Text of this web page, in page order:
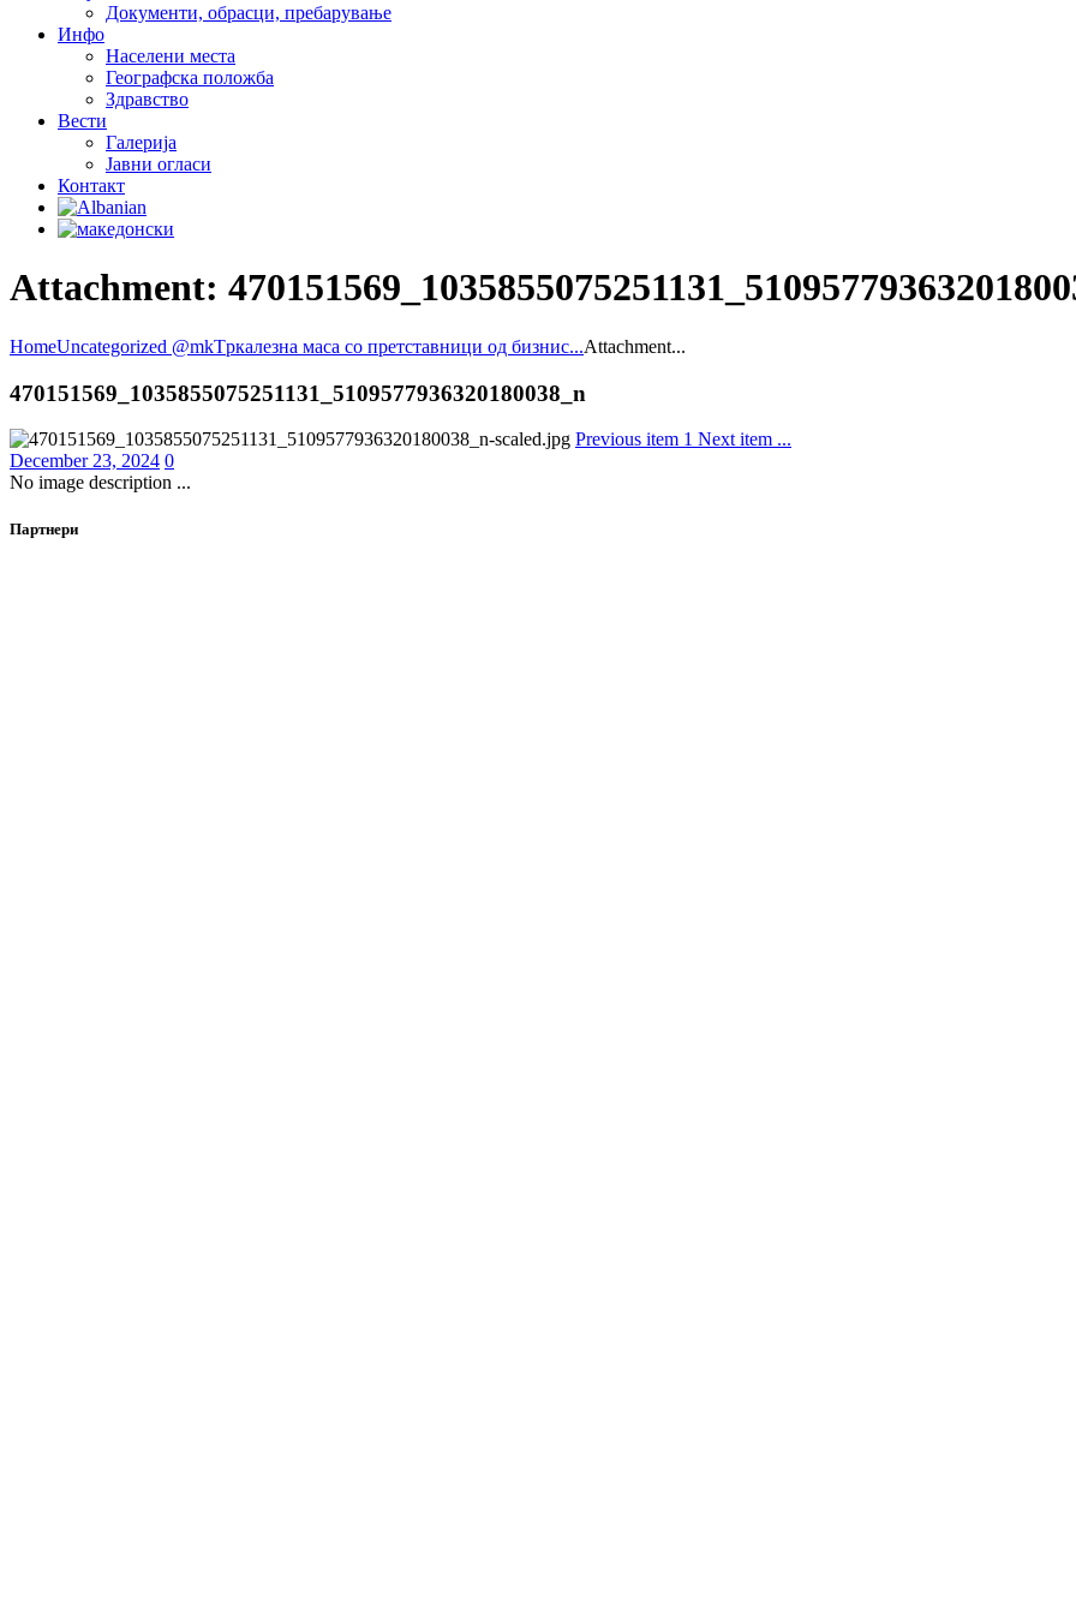
Документи, обрасци, пребарување
Инфо
Населени места
Географска положба
Здравство
Вести
Галеријa
Јавни огласи
Контакт
Attachment:
HomeUncategorized @mkTркалезна маса со претставници од бизнис...Attachment...
470151569_1035855075251131_5109577936320180038_n
Previous item 1 Next item ...
December 23, 2024 0
No image description ...
Партнери